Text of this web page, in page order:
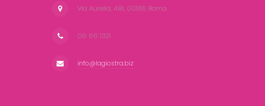
Via Aurelia, 481, 00165 Roma
06 66 1321
info@lagiostra.biz